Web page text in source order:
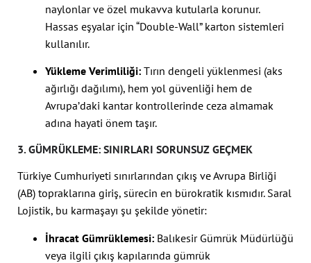
naylonlar ve özel mukavva kutularla korunur.
Hassas eşyalar için “Double-Wall” karton sistemleri
kullanılır.
Yükleme Verimliliği: Tırın dengeli yüklenmesi (aks
ağırlığı dağılımı), hem yol güvenliği hem de
Avrupa’daki kantar kontrollerinde ceza almamak
adına hayati önem taşır.
3. GÜMRÜKLEME: SINIRLARI SORUNSUZ GEÇMEK
Türkiye Cumhuriyeti sınırlarından çıkış ve Avrupa Birliği
(AB) topraklarına giriş, sürecin en bürokratik kısmıdır. Saral
Lojistik, bu karmaşayı şu şekilde yönetir:
İhracat Gümrüklemesi: Balıkesir Gümrük Müdürlüğü
veya ilgili çıkış kapılarında gümrük